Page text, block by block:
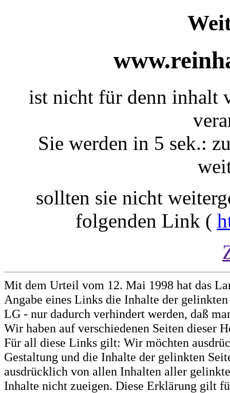
ist nicht für denn inhalt
Sie werden in 5 sek.:
sollten sie nicht
folgenden Link (
Mit dem Urteil vom 12. Mai 1998 hat das
Angabe eines Links die Inhalte der
LG - nur dadurch verhindert werden, daß
Wir haben auf verschiedenen Seiten dieser
Für all diese Links gilt: Wir möchten
Gestaltung und die Inhalte der gelinkten
ausdrücklich von allen Inhalten aller
Inhalte nicht zueigen. Diese Erklärung gilt